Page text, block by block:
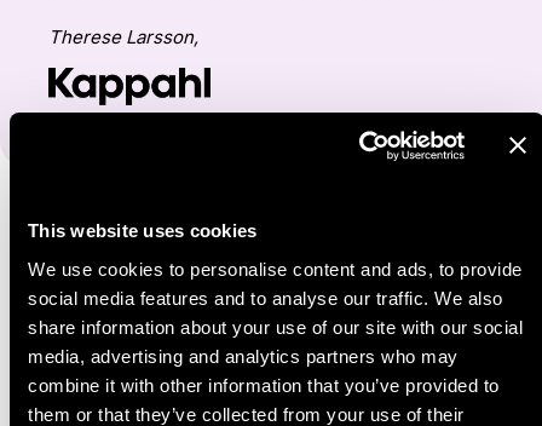
This website uses cookies
We use cookies to personalise content and ads, to provide
social media features and to analyse our traffic. We also
share information about your use of our site with our social
media, advertising and analytics partners who may
combine it with other information that you’ve provided to
them or that they’ve collected from your use of their
Therese Larsson,
Strategin
Från start fokuserade Kappahl Group på att bygga en
skalbar modell som möjliggör expansion till nya
marknadsplatser och länder över tid. Tillsammans med
Sello etablerade teamet stabila och automatiserade
processer för hantering av produktdata, lager och order,